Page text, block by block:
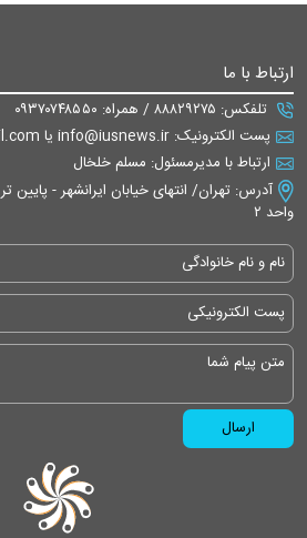
ارتباط با ما
تلفکس: ۸۸۸۲۹۲۷۵ / همراه: ۰۹۳۷۰۷۴۸۵۵۰
پست الکترونیک: info@iusnews.ir یا eiusnews@gmail.com
ارتباط با مدیرمسئول: مسلم خلخال
واحد ۲